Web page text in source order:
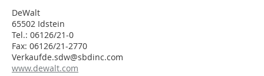
DeWalt
65502 Idstein
Tel.: 06126/21-0
Fax: 06126/21-2770
Verkaufde.sdw@sbdinc.com
www.dewalt.com